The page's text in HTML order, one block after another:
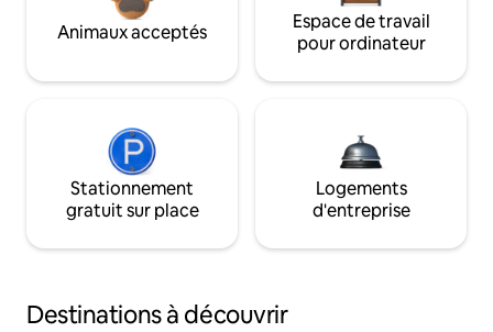
Animaux acceptés
Espace de travail
pour ordinateur
Stationnement
gratuit sur place
Logements
d'entreprise
Destinations à découvrir